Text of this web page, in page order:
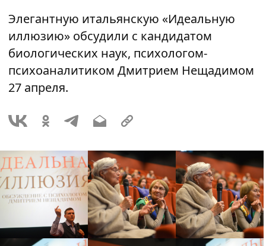
Элегантную итальянскую «Идеальную
иллюзию» обсудили с кандидатом
биологических наук, психологом-
психоаналитиком Дмитрием Нещадимом
27 апреля.